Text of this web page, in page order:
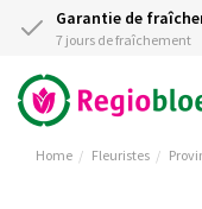
Garantie de
7 jours de fraîchement
Home Fleuristes